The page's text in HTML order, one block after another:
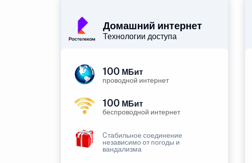
Домашний интернет
Технологии доступа
100 МБит
проводной интернет
100 МБит
беспроводной интернет
Cтабильное соединение
независимо от погоды и
вандализма